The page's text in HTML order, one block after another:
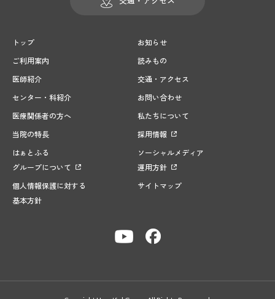
トップ
ご利用案内
医師紹介
センター・科紹介
医療関係者の方へ
当院の特長
お知らせ
読みもの
交通・アクセス
お問い合わせ
私たちについて
採用情報
はぁとふる
グループについて
ソーシャルメディア
運用方針
個人情報保護に対する
基本方針
サイトマップ